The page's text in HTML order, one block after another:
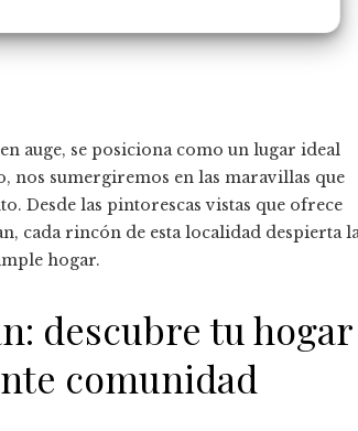
auge, se posiciona como un lugar ideal
nos sumergiremos en las maravillas que
Desde las pintorescas vistas que ofrece
cada rincón de esta localidad despierta
hogar.
descubre tu hogar
comunidad